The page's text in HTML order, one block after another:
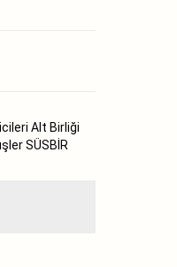
Alt Birliği
SÜSBİR